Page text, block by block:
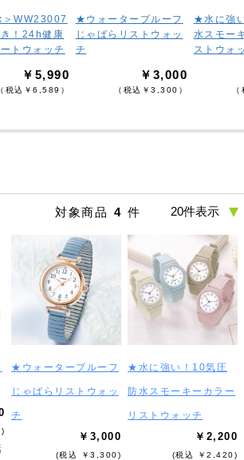
＞WW23007
！24h健康
トウォッチ
￥5,990
（税込￥6,589）
★ウォータープルーフ
じゃばらリストウォッ
チ
￥3,000
（税込￥3,300）
★水に強
水スモー
ストウォ
対象商品 4 件
★ウォータープルーフ
じゃばらリストウォッ
チ
￥3,000
(税込 ￥3,300)
★水に強い！10気圧
防水スモーキーカラー
リストウォッチ
￥2,200
(税込 ￥2,420)